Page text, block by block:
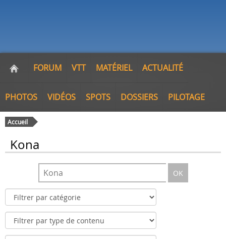
FORUM VTT MATÉRIEL ACTUALITÉ
PHOTOS VIDÉOS SPOTS DOSSIERS PILOTAGE
Accueil
Kona
OK